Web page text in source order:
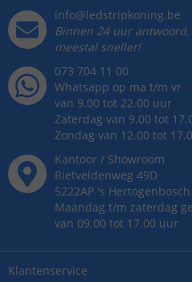
Klantenservice
info@ledstripkoning.be
Binnen 24 uur antwoord,
meestal sneller!
073 704 11 00
Whatsapp op ma t/m vr
van 9.00 tot 22.00 uur
Zaterdag van 9.00 tot
Zondag van 12.00 tot
Kantoor / Showroom
Rietveldenweg 49D
5222AP 's Hertogenbosch
Maandag t/m zaterdag
van 09.00 tot 17.00 uur